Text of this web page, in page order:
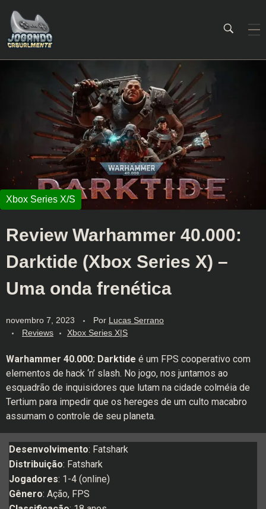
Review Warhammer 40.000:
Darktide (Xbox Series X) –
Uma onda frenética
novembro 7, 2023 Por Lucas Serrano
Reviews
Xbox Series X|S
Warhammer 40.000: Darktide é um FPS cooperativo com
elementos de hack ‘n’ slash. No jogo, nos juntamos ao
esquadrão de inquisidores que lutam na cidade colméia de
Tertium para impedir que os hereges de um culto macabro
assumam o controle de seu planeta.
Desenvolvimento: Fatshark
Distribuição: Fatshark
Jogadores: 1-4 (online)
Gênero: Ação, FPS